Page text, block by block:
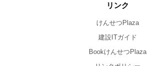
リンク
けんせつPlaza
建設ITガイド
BookけんせつPlaza